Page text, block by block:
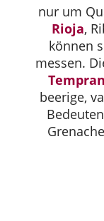
nur um
Rioja,
können
messen.
beerige,